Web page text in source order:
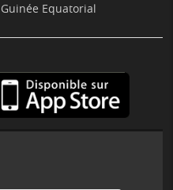
Guinée Equatorial